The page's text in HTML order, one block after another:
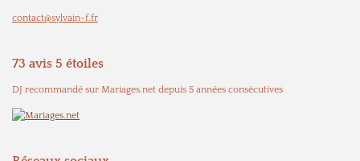
contact@sylvain-f.fr
73 avis 5 étoiles
DJ recommandé sur Mariages.net depuis 5 années consécutives